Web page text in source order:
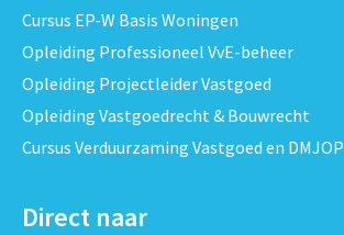
Cursus EP-W Basis Woningen
Opleiding Professioneel VvE-beheer
Opleiding Projectleider Vastgoed
Opleiding Vastgoedrecht & Bouwrecht
Cursus Verduurzaming Vastgoed en DMJOP
Direct naar